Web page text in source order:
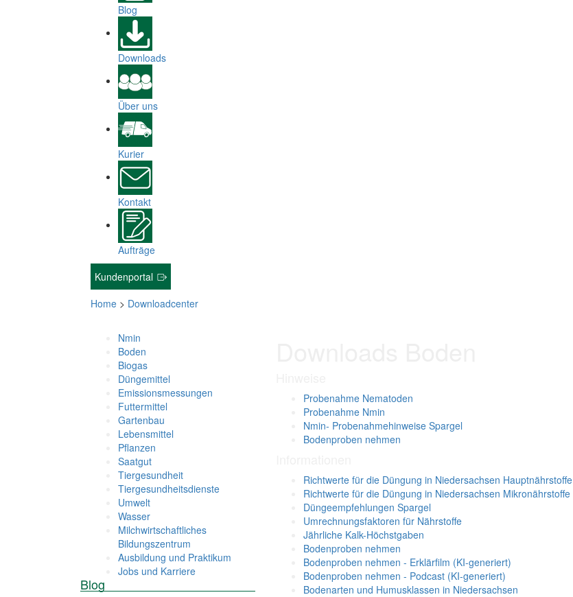
Blog
Downloads
Über uns
Kurier
Kontakt
Aufträge
Kundenportal
Home > Downloadcenter
Nmin
Boden
Biogas
Düngemittel
Emissionsmessungen
Futtermittel
Gartenbau
Lebensmittel
Pflanzen
Saatgut
Tiergesundheit
Tiergesundheitsdienste
Umwelt
Wasser
Milchwirtschaftliches
Bildungszentrum
Ausbildung und Praktikum
Jobs und Karriere
Blog
Probenahme Nematoden
Probenahme Nmin
Nmin- Probenahmehinweise Spargel
Bodenproben nehmen
Richtwerte für die Düngung in Niedersachsen Hauptnährstoffe
Richtwerte für die Düngung in Niedersachsen Mikronährstoffe
Düngeempfehlungen Spargel
Umrechnungsfaktoren für Nährstoffe
Jährliche Kalk-Höchstgaben
Bodenproben nehmen
Bodenproben nehmen - Erklärfilm (KI-generiert)
Bodenproben nehmen - Podcast (KI-generiert)
Bodenarten und Humusklassen in Niedersachsen